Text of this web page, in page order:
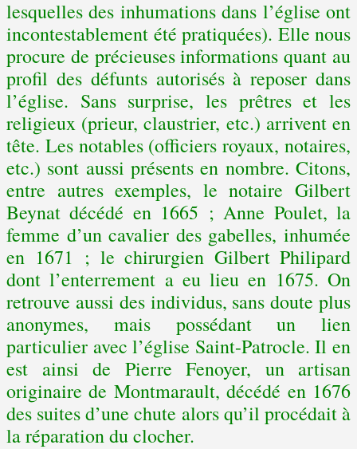
lesquelles des inhumations dans l’église ont
incontestablement été pratiquées). Elle nous
procure de précieuses informations quant au
profil des défunts autorisés à reposer dans
l’église. Sans surprise, les prêtres et les
religieux (prieur, claustrier, etc.) arrivent en
tête. Les notables (officiers royaux, notaires,
etc.) sont aussi présents en nombre. Citons,
entre autres exemples, le notaire Gilbert
Beynat décédé en 1665 ; Anne Poulet, la
femme d’un cavalier des gabelles, inhumée
en 1671 ; le chirurgien Gilbert Philipard
dont l’enterrement a eu lieu en 1675. On
retrouve aussi des individus, sans doute plus
anonymes, mais possédant un lien
particulier avec l’église Saint-Patrocle. Il en
est ainsi de Pierre Fenoyer, un artisan
originaire de Montmarault, décédé en 1676
des suites d’une chute alors qu’il procédait à
la réparation du clocher.